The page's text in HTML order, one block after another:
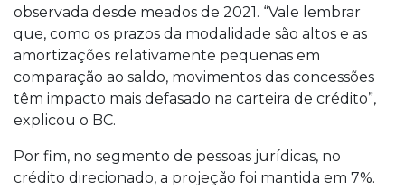
observada desde meados de 2021. “Vale lembrar
que, como os prazos da modalidade são altos e as
amortizações relativamente pequenas em
comparação ao saldo, movimentos das concessões
têm impacto mais defasado na carteira de crédito”,
explicou o BC.
Por fim, no segmento de pessoas jurídicas, no
crédito direcionado, a projeção foi mantida em 7%.